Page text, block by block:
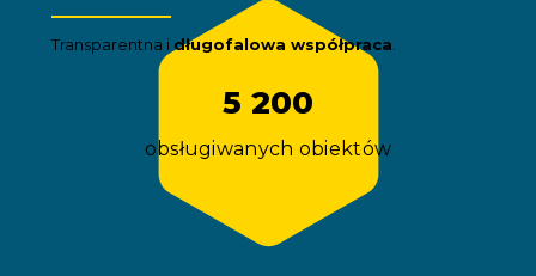
Transparentna i długofalowa współpraca
5 200
obsługiwanych obiektów